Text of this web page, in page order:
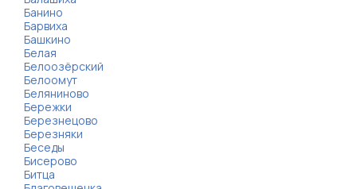
Банино
Барвиха
Башкино
Белая
Белоозёрский
Белоомут
Беляниново
Бережки
Березнецово
Березняки
Беседы
Бисерово
Битца